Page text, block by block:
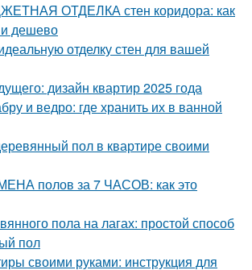
ОТДЕЛКА стен коридора: как
и дешево
отделку стен для вашей
дизайн квартир 2025 года
и ведро: где хранить их в ванной
пол в квартире своими
полов за 7 ЧАСОВ: как это
пола на лагах: простой способ
пол
своими руками: инструкция для